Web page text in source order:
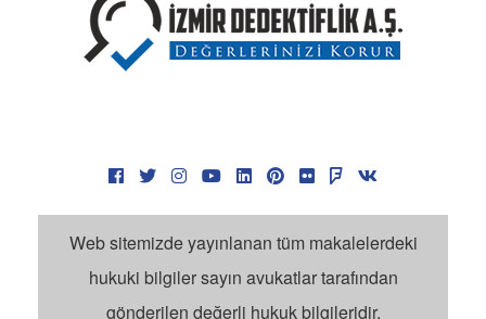
Dedektif Kaça Tutulur?
İzmir Dedektiflik Fiyatları
Dedektiflik Ücretleri Forum
Dedektif Ücretleri
Ege Bölgesi Dedektiflik Şirketi
İzmir Dedektiflik İle İlgili Aramalar
Web sitemizde yayınlanan tüm makalelerdeki
hukuki bilgiler sayın avukatlar tarafından
gönderilen değerli hukuk bilgileridir.